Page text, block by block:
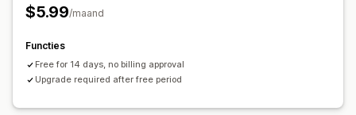
$5.99/maand
Functies
Free for 14 days, no billing approval
Upgrade required after free period